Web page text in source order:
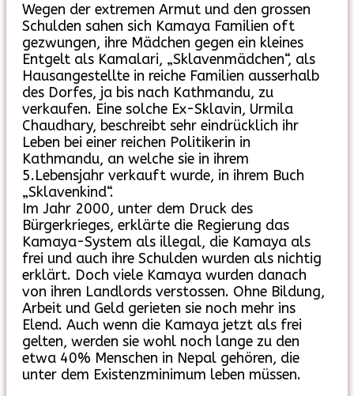
Wegen der extremen Armut und den grossen
Schulden sahen sich Kamaya Familien oft
gezwungen, ihre Mädchen gegen ein kleines
Entgelt als Kamalari, „Sklavenmädchen“, als
Hausangestellte in reiche Familien ausserhalb
des Dorfes, ja bis nach Kathmandu, zu
verkaufen. Eine solche Ex-Sklavin, Urmila
Chaudhary, beschreibt sehr eindrücklich ihr
Leben bei einer reichen Politikerin in
Kathmandu, an welche sie in ihrem
5.Lebensjahr verkauft wurde, in ihrem Buch
„Sklavenkind“.
Im Jahr 2000, unter dem Druck des
Bürgerkrieges, erklärte die Regierung das
Kamaya-System als illegal, die Kamaya als
frei und auch ihre Schulden wurden als nichtig
erklärt. Doch viele Kamaya wurden danach
von ihren Landlords verstossen. Ohne Bildung,
Arbeit und Geld gerieten sie noch mehr ins
Elend. Auch wenn die Kamaya jetzt als frei
gelten, werden sie wohl noch lange zu den
etwa 40% Menschen in Nepal gehören, die
unter dem Existenzminimum leben müssen.